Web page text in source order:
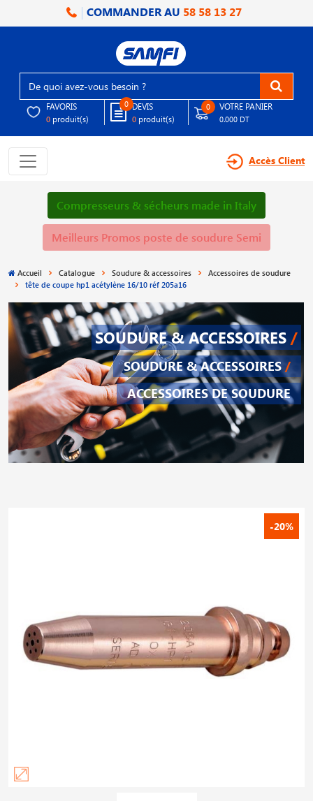
COMMANDER AU 58 58 13 27
FAVORIS
0 produit(s)
0 DEVIS
0 produit(s)
0 VOTRE PANIER
0.000 DT
Accès Client
Compresseurs & sécheurs made in Italy
Meilleurs Promos poste de soudure Semi
Accueil Catalogue Soudure & accessoires
Accessoires de soudure
tête de coupe hp1 acétylène 16/10 réf 205a16
SOUDURE & ACCESSOIRES /
SOUDURE & ACCESSOIRES /
ACCESSOIRES DE SOUDURE
-20%